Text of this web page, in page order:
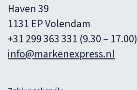
Haven 39
1131 EP Volendam
+31 299 363 331 (9.30 – 17.00)
info@markenexpress.nl